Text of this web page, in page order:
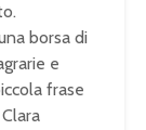
borsa di
e
frase